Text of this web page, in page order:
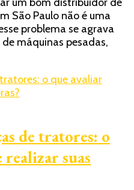
São Paulo não é uma
problema se agrava
máquinas pesadas,
de tratores: o
realizar suas